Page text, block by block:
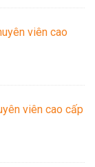
viên cao
viên cao cấp